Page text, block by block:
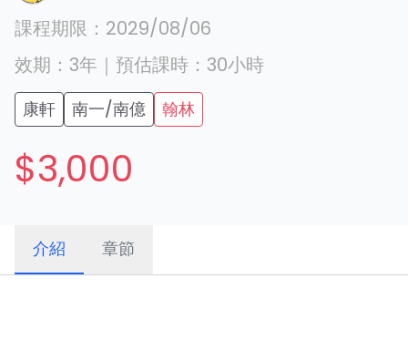
課程期限： 2029/08/06
效期： 3年 ｜ 預估課時： 30小時
康軒 南一/南億 翰林
$3,000
介紹 章節